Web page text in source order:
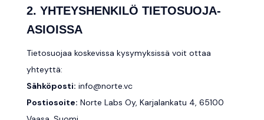
2. YHTEYSHENKILÖ TIETOSUOJA-
ASIOISSA
Tietosuojaa koskevissa kysymyksissä voit ottaa
yhteyttä:
Sähköposti: info@norte.vc
Postiosoite: Norte Labs Oy, Karjalankatu 4, 65100